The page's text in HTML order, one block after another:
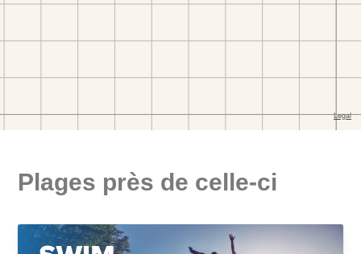
Plages près de celle-ci